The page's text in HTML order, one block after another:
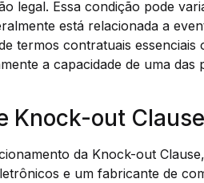
legal. Essa condição pode
está relacionada a
termos contratuais
a capacidade de uma
Knock-out Clause
da Knock-out
e um fabricante de